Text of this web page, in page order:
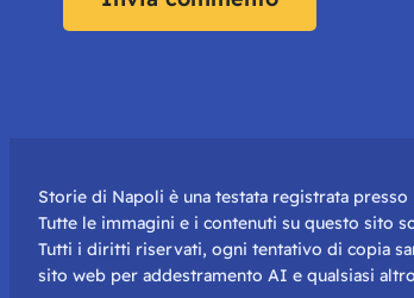
Storie di Napoli è una testata registrata
Tutte le immagini e i contenuti su questo sito
Tutti i diritti riservati, ogni tentativo di copia
sito web per addestramento AI e qualsiasi